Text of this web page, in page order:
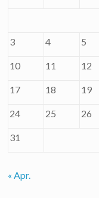
3 4 5
10 11 12
17 18 19
24 25 26
31
« Apr.